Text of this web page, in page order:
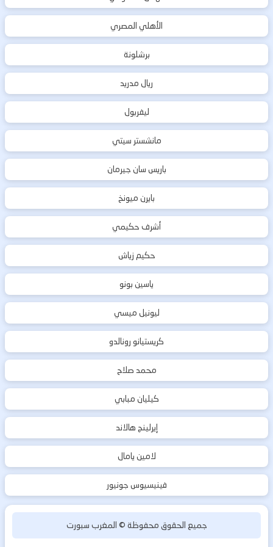
الأهلي المصري
برشلونة
ريال مدريد
ليفربول
مانشستر سيتي
باريس سان جيرمان
بايرن ميونخ
أشرف حكيمي
حكيم زياش
ياسين بونو
ليونيل ميسي
كريستيانو رونالدو
محمد صلاح
كيليان مبابي
إيرلينج هالاند
لامين يامال
فينيسيوس جونيور
جميع الحقوق محفوظة ©المغرب سبورت